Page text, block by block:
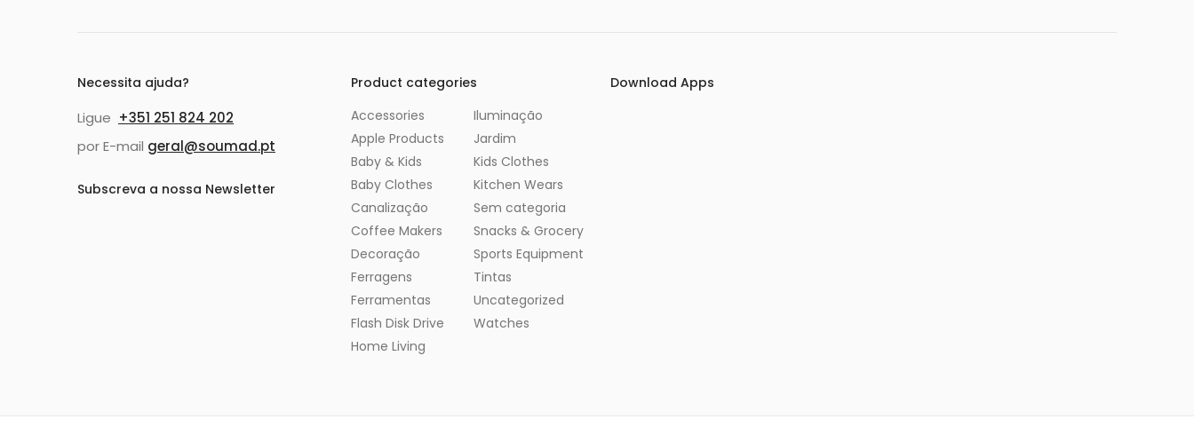
Necessita ajuda?
Ligue +351 251 824 202
por E-mail geral@soumad.pt
Subscreva a nossa Newsletter
Product categories
Accessories
Apple Products
Baby & Kids
Baby Clothes
Canalização
Coffee Makers
Decoração
Ferragens
Ferramentas
Flash Disk Drive
Home Living
Iluminação
Jardim
Kids Clothes
Kitchen Wears
Sem categoria
Snacks & Grocery
Sports Equipment
Tintas
Uncategorized
Watches
Download Apps